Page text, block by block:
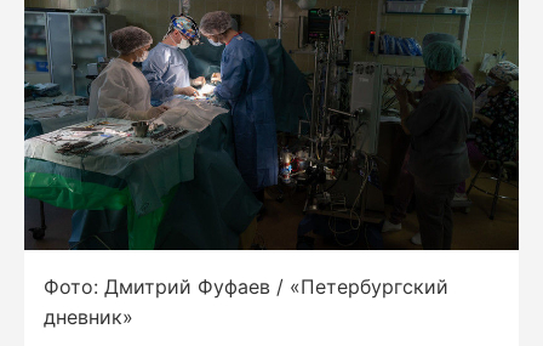
Фото: Дмитрий Фуфаев / «Петербургский
дневник»